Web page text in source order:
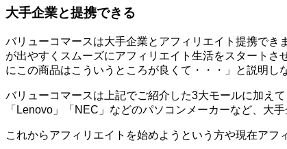
大手企業と提携できる
バリューコマースは大手企業とアフィリエイト提携で
が出やすくスムーズにアフィリエイト生活をスタート
にこの商品はこういうところが良くて・・・」と説明し
バリューコマースは上記でご紹介した3大モールに加え
「Lenovo」「NEC」などのパソコンメーカーなど、大
これからアフィリエイトを始めようという方や現在ア